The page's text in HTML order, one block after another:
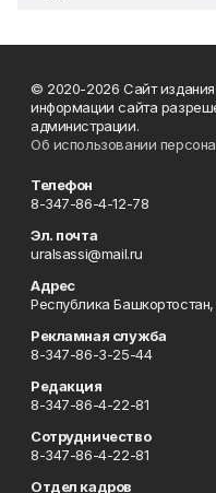
© 2020-2026 Сайт
информации сайта
администрации.
Об использовании
Телефон
8-347-86-4-12-78
Эл. почта
uralsassi@mail.ru
Адрес
Республика
Рекламная служба
8-347-86-3-25-44
Редакция
8-347-86-4-22-81
Сотрудничество
8-347-86-4-22-81
Отдел кадров